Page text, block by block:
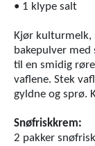
• 1 klype salt
Kjør kulturmelk,
bakepulver med
til en smidig
vaflene. Stek
gyldne og sprø.
Snøfriskkrem:
2 pakker